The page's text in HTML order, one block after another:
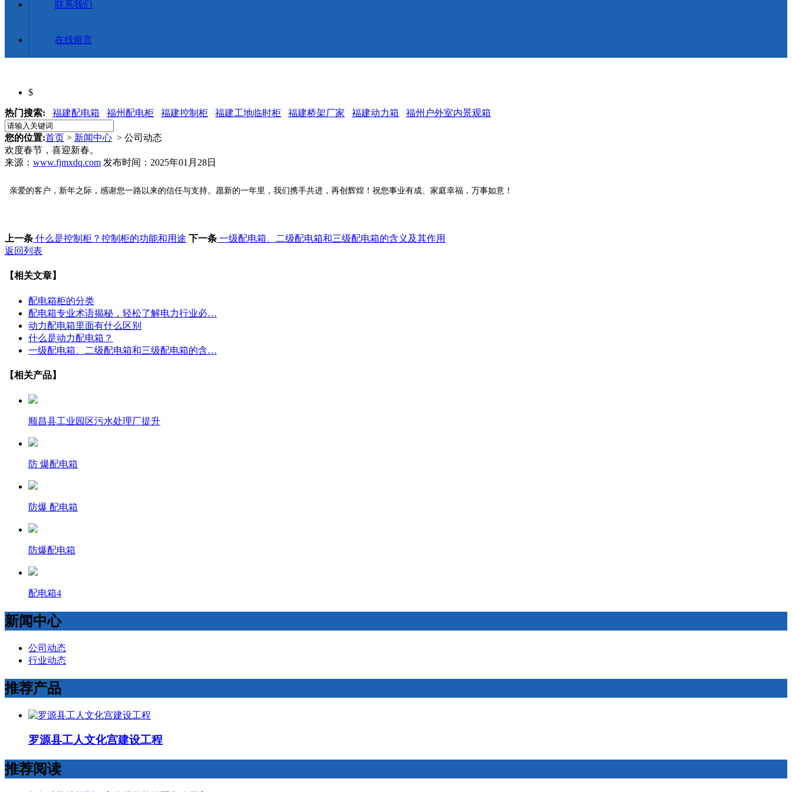
联系我们
在线留言
$
热门搜索: 福建配电箱 福州配电柜 福建控制柜 福建工地临时柜 福建桥架厂家 福建动力箱 福州户外室内景观箱
您的位置:首页 > 新闻中心 > 公司动态
欢度春节，喜迎新春。
来源： www.fjmxdq.com 发布时间：2025年01月28日
亲爱的客户，新年之际，感谢您一路以来的信任与支持。愿新的一年里，我们携手共进，再创辉煌！祝您事业有成、家庭幸福，万事如意！
上一条 什么是控制柜？控制柜的功能和用途 下一条 一级配电箱、二级配电箱和三级配电箱的含义及其作用
返回列表
【相关文章】
配电箱柜的分类
配电箱专业术语揭秘，轻松了解电力行业必…
动力配电箱里面有什么区别
什么是动力配电箱？
一级配电箱、二级配电箱和三级配电箱的含…
【相关产品】
顺昌县工业园区污水处理厂提升
防 爆配电箱
防爆 配电箱
防爆配电箱
配电箱4
新闻中心
公司动态
行业动态
推荐产品
罗源县工人文化宫建设工程
推荐阅读